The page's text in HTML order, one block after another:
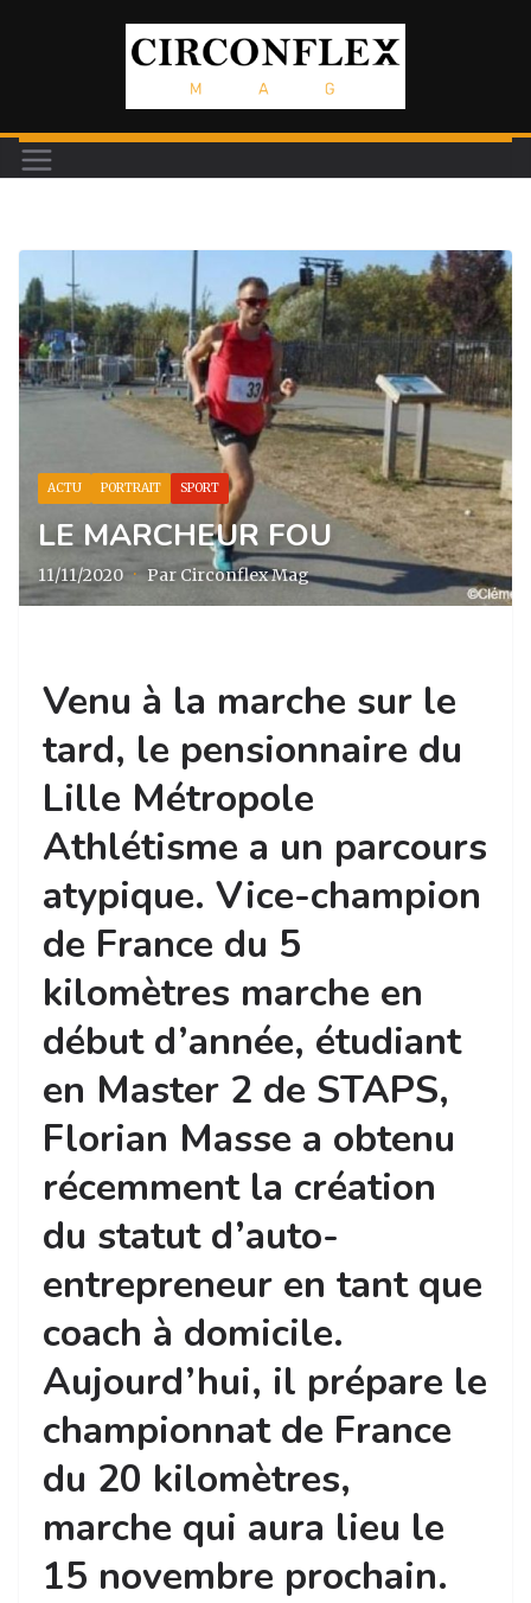
ACTU PORTRAIT SPORT
LE MARCHEUR FOU
11/11/2020 · Par Circonflex Mag
Venu à la marche sur le
tard, le pensionnaire du
Lille Métropole
Athlétisme a un parcours
atypique. Vice-champion
de France du 5
kilomètres marche en
début d’année, étudiant
en Master 2 de STAPS,
Florian Masse a obtenu
récemment la création
du statut d’auto-
entrepreneur en tant que
coach à domicile.
Aujourd’hui, il prépare le
championnat de France
du 20 kilomètres,
marche qui aura lieu le
15 novembre prochain.